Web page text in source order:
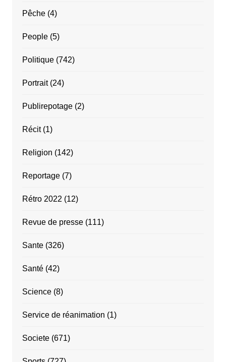
Pêche(4)
People(5)
Politique(742)
Portrait(24)
Publirepotage(2)
Récit(1)
Religion (142)
Reportage(7)
Rétro 2022 (12)
Revue de presse(111)
Sante(326)
Santé(42)
Science(8)
Service de réanimation (1)
Societe(671)